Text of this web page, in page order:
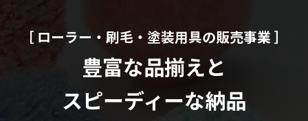
［ ローラー・刷毛・塗装用具の販売事業 ］
豊富な品揃えと
スピーディーな納品